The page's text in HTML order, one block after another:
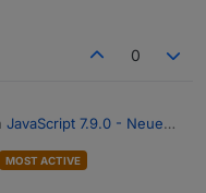
0
JavaScript 7.9.0 - Neue
müsste dan das
MOST ACTIVE